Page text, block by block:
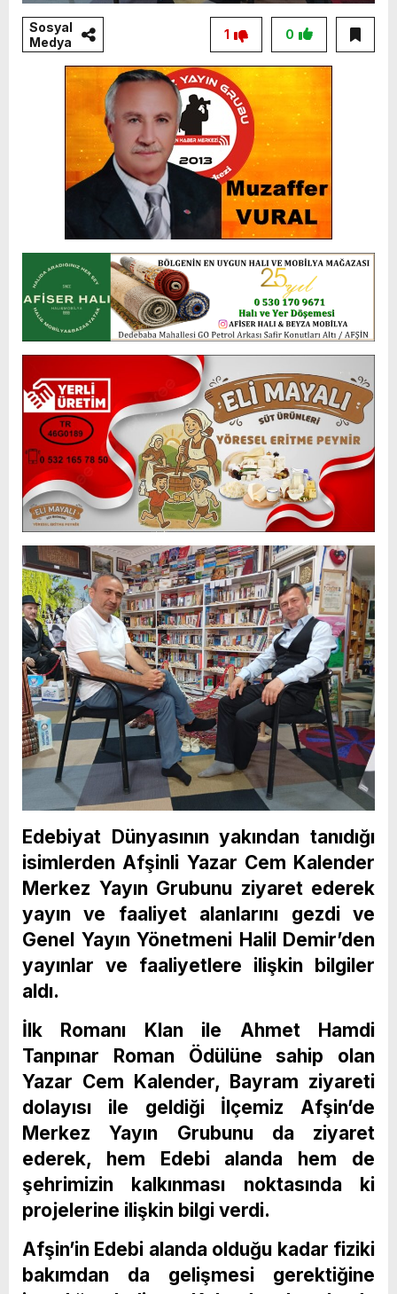
Sosyal
Medya
0
1
Edebiyat Dünyasının yakından tanıdığı
isimlerden Afşinli Yazar Cem Kalender
Merkez Yayın Grubunu ziyaret ederek
yayın ve faaliyet alanlarını gezdi ve
Genel Yayın Yönetmeni Halil Demir’den
yayınlar ve faaliyetlere ilişkin bilgiler
aldı.
İlk Romanı Klan ile Ahmet Hamdi
Tanpınar Roman Ödülüne sahip olan
Yazar Cem Kalender, Bayram ziyareti
dolayısı ile geldiği İlçemiz Afşin’de
Merkez Yayın Grubunu da ziyaret
ederek, hem Edebi alanda hem de
şehrimizin kalkınması noktasında ki
projelerine ilişkin bilgi verdi.
Afşin’in Edebi alanda olduğu kadar fiziki
bakımdan da gelişmesi gerektiğine